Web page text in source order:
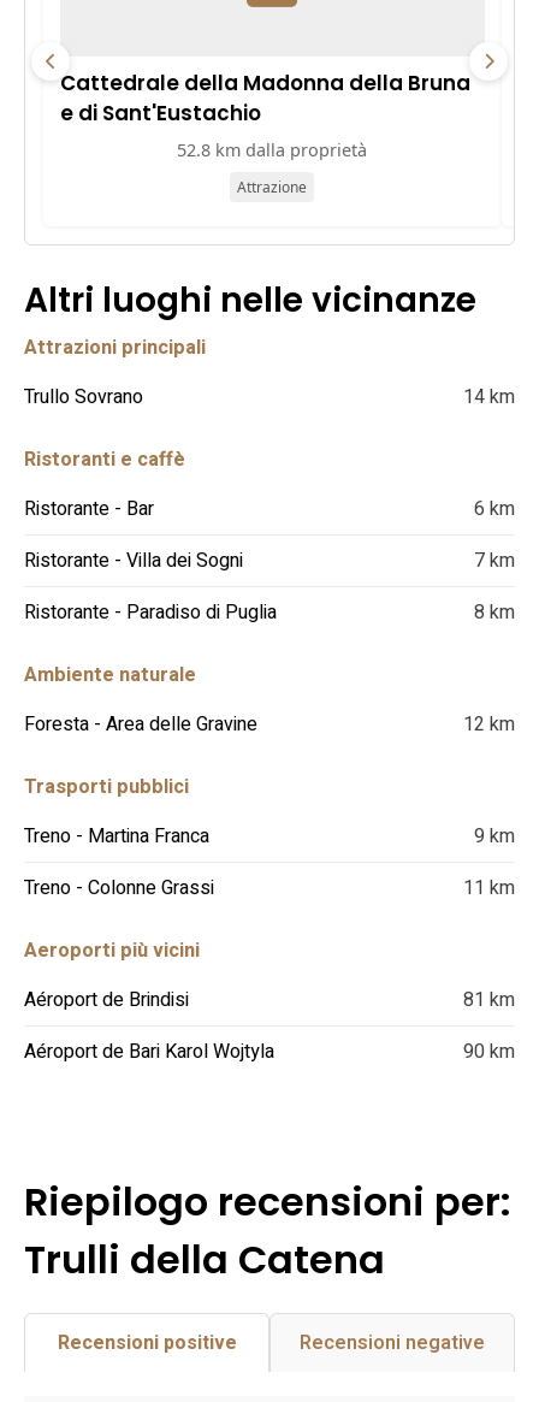
Cattedrale della Madonna della Bruna
e di Sant'Eustachio
52.8 km dalla proprietà
Attrazione
Altri luoghi nelle vicinanze
Attrazioni principali
Trullo Sovrano
14 km
Ristoranti e caffè
Ristorante - Bar
6 km
Ristorante - Villa dei Sogni
7 km
Ristorante - Paradiso di Puglia
8 km
Ambiente naturale
Foresta - Area delle Gravine
12 km
Trasporti pubblici
Treno - Martina Franca
9 km
Treno - Colonne Grassi
11 km
Aeroporti più vicini
Aéroport de Brindisi
81 km
Aéroport de Bari Karol Wojtyla
90 km
Riepilogo recensioni per:
Trulli della Catena
Recensioni positive Recensioni negative